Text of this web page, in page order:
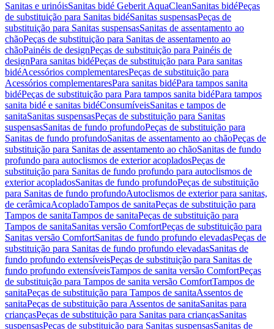
Sanitas e urinóisSanitas bidé Geberit AquaCleanSanitas bidéPeças
de substituição para Sanitas bidéSanitas suspensasPeças de
substituição para Sanitas suspensasSanitas de assentamento ao
chãoPeças de substituição para Sanitas de assentamento ao
chãoPainéis de designPeças de substituição para Painéis de
designPara sanitas bidéPeças de substituição para Para sanitas
bidéAcessórios complementaresPeças de substituição para
Acessórios complementaresPara sanitas bidéPara tampos sanita
bidéPeças de substituição para Para tampos sanita bidéPara tampos
sanita bidé e sanitas bidéConsumíveisSanitas e tampos de
sanitaSanitas suspensasPeças de substituição para Sanitas
suspensasSanitas de fundo profundoPeças de substituição para
Sanitas de fundo profundoSanitas de assentamento ao chãoPeças de
substituição para Sanitas de assentamento ao chãoSanitas de fundo
profundo para autoclismos de exterior acopladosPeças de
substituição para Sanitas de fundo profundo para autoclismos de
exterior acopladosSanitas de fundo profundoPeças de substituição
para Sanitas de fundo profundoAutoclismos de exterior para sanitas,
de cerâmicaAcopladoTampos de sanitaPeças de substituição para
Tampos de sanitaTampos de sanitaPeças de substituição para
Tampos de sanitaSanitas versão ComfortPeças de substituição para
Sanitas versão ComfortSanitas de fundo profundo elevadasPeças de
substituição para Sanitas de fundo profundo elevadasSanitas de
fundo profundo extensíveisPeças de substituição para Sanitas de
fundo profundo extensíveisTampos de sanita versão ComfortPeças
de substituição para Tampos de sanita versão ComfortTampos de
sanitaPeças de substituição para Tampos de sanitaAssentos de
sanitaPeças de substituição para Assentos de sanitaSanitas para
criançasPeças de substituição para Sanitas para criançasSanitas
suspensasPeças de substituição para Sanitas suspensasSanitas de